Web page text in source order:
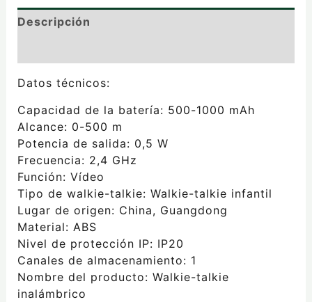
Descripción
Datos técnicos:
Capacidad de la batería: 500-1000 mAh
Alcance: 0-500 m
Potencia de salida: 0,5 W
Frecuencia: 2,4 GHz
Función: Vídeo
Tipo de walkie-talkie: Walkie-talkie infantil
Lugar de origen: China, Guangdong
Material: ABS
Nivel de protección IP: IP20
Canales de almacenamiento: 1
Nombre del producto: Walkie-talkie
inalámbrico